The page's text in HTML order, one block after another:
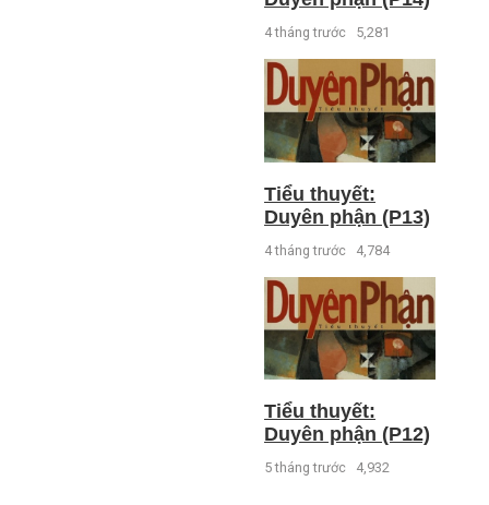
4 tháng trước 5,281
Tiểu thuyết:
Duyên phận (P13)
4 tháng trước 4,784
Tiểu thuyết:
Duyên phận (P12)
5 tháng trước 4,932